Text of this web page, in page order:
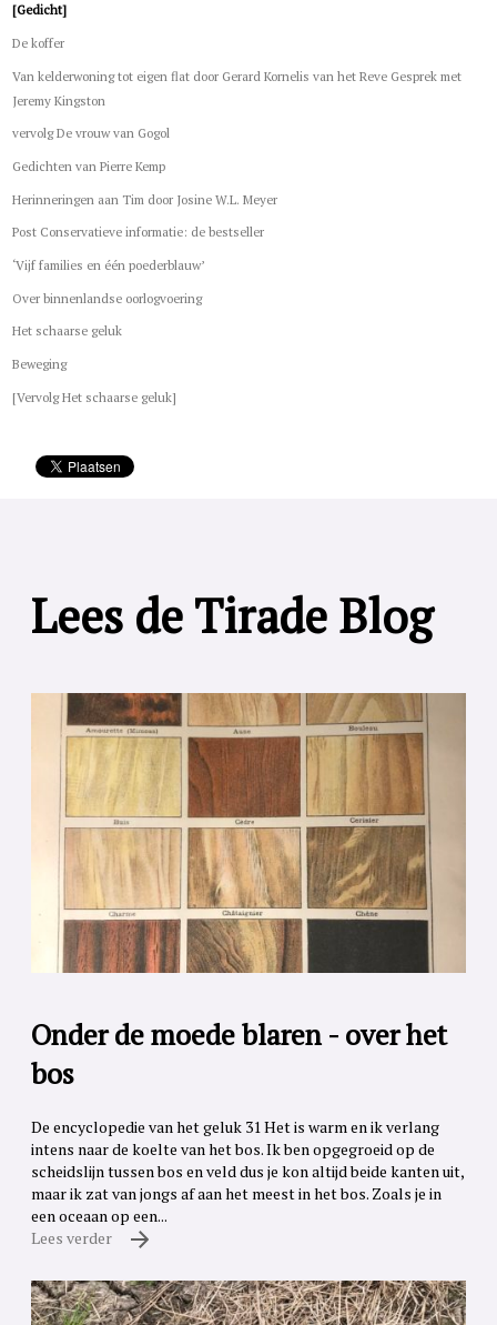
[Gedicht]
De koffer
Van kelderwoning tot eigen flat door Gerard Kornelis van het Reve Gesprek met
Jeremy Kingston
vervolg De vrouw van Gogol
Gedichten van Pierre Kemp
Herinneringen aan Tim door Josine W.L. Meyer
Post Conservatieve informatie: de bestseller
‘Vijf families en één poederblauw’
Over binnenlandse oorlogvoering
Het schaarse geluk
Beweging
[Vervolg Het schaarse geluk]
Lees de Tirade Blog
Onder de moede blaren - over het
bos
De encyclopedie van het geluk 31 Het is warm en ik verlang
intens naar de koelte van het bos. Ik ben opgegroeid op de
scheidslijn tussen bos en veld dus je kon altijd beide kanten uit,
maar ik zat van jongs af aan het meest in het bos. Zoals je in
een oceaan op een...
Lees verder